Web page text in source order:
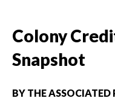
Colony
Snapshot
BY THE ASSOCIATED